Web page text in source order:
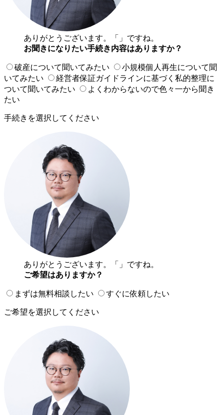
ありがとうございます。「
」ですね。
お聞きになりたい手続き内容はありますか？
破産について聞いてみたい
小規模個人再生について聞
いてみたい
経営者保証ガイドラインに基づく私的整理に
ついて聞いてみたい
よくわからないので色々一から聞き
たい
手続きを選択してください
ありがとうございます。「
」ですね。
ご希望はありますか？
まずは無料相談したい すぐに依頼したい
ご希望を選択してください